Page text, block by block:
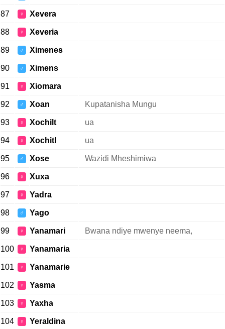
87 ♀ Xevera
88 ♀ Xeveria
89 ♂ Ximenes
90 ♂ Ximens
91 ♀ Xiomara
92 ♂ Xoan Kupatanisha Mungu
93 ♀ Xochilt ua
94 ♀ Xochitl ua
95 ♂ Xose Wazidi Mheshimiwa
96 ♀ Xuxa
97 ♀ Yadra
98 ♂ Yago
99 ♀ Yanamari Bwana ndiye mwenye neema,
100 ♀ Yanamaria
101 ♀ Yanamarie
102 ♀ Yasma
103 ♀ Yaxha
104 ♀ Yeraldina